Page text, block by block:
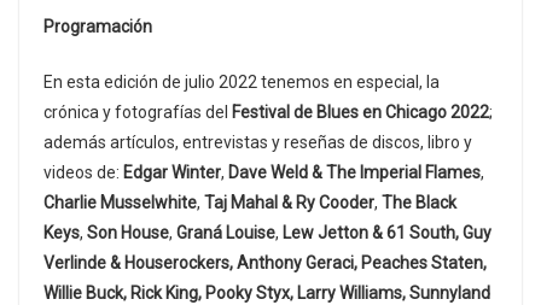
Programación
En esta edición de julio 2022 tenemos en especial, la
crónica y fotografías del Festival de Blues en Chicago 2022;
además artículos, entrevistas y reseñas de discos, libro y
videos de: Edgar Winter, Dave Weld & The Imperial Flames,
Charlie Musselwhite, Taj Mahal & Ry Cooder, The Black
Keys, Son House, Graná Louise, Lew Jetton & 61 South,Guy
Verlinde & Houserockers,Anthony Geraci, Peaches Staten,
Willie Buck, Rick King, Pooky Styx, Larry Williams,Sunnyland